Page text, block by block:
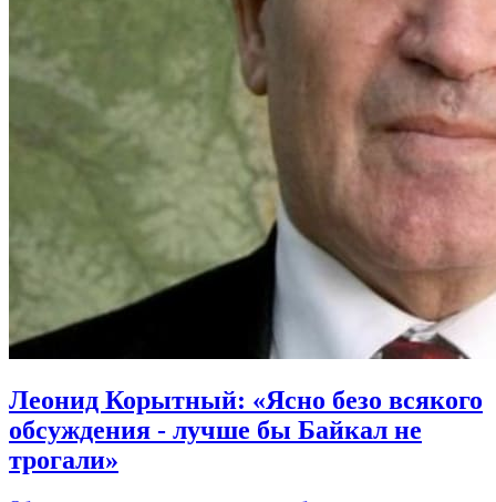
Леонид Корытный: «Ясно безо всякого
обсуждения - лучше бы Байкал не
трогали»